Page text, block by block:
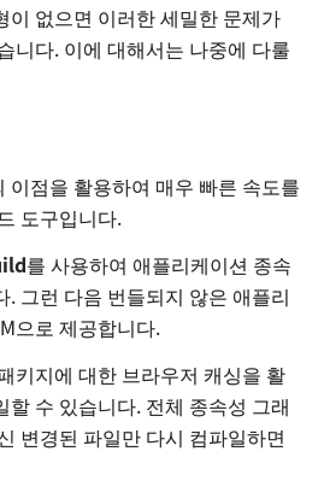
이 없으면 이러한 세밀한 문제가
니다. 이에 대해서는 나중에 다룰
이점을 활용하여 매우 빠른 속도를
도구입니다.
를 사용하여 애플리케이션 종속
. 그런 다음 번들되지 않은 애플리
으로 제공합니다.
키지에 대한 브라우저 캐싱을 활
할 수 있습니다. 전체 종속성 그래
변경된 파일만 다시 컴파일하면